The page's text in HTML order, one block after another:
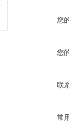
您
您
联
常